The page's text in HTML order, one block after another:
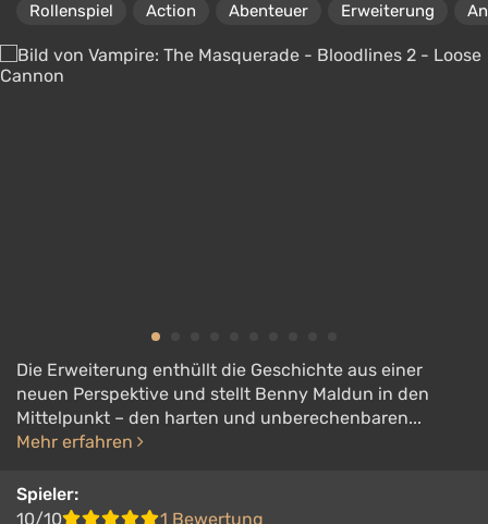
Rollenspiel
Action Abenteuer Erweiterung
Die Erweiterung enthüllt die Geschichte aus einer
neuen Perspektive und stellt Benny Maldun in den
Mittelpunkt – den harten und unberechenbaren...
Mehr erfahren
Spieler:
10/10
1 Bewertung